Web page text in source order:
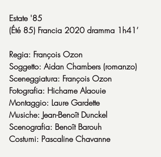
Estate '85
(Été 85) Francia 2020 dramma 1h41’
Regia: François Ozon
Soggetto: Aidan Chambers (romanzo)
Sceneggiatura: François Ozon
Fotografia: Hichame Alaouie
Montaggio: Laure Gardette
Musiche: Jean-Benoît Dunckel
Scenografia: Benoît Barouh
Costumi: Pascaline Chavanne